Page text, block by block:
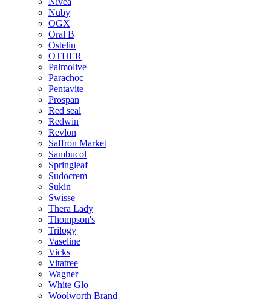
Nuby
OGX
Oral B
Ostelin
OTHER
Palmolive
Parachoc
Pentavite
Prospan
Red seal
Redwin
Revlon
Saffron Market
Sambucol
Springleaf
Sudocrem
Sukin
Swisse
Thera Lady
Thompson's
Trilogy
Vaseline
Vicks
Vitatree
Wagner
White Glo
Woolworth Brand